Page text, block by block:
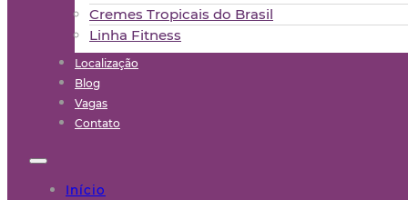
Cremes Tropicais do Brasil
Linha Fitness
Localização
Blog
Vagas
Contato
Início